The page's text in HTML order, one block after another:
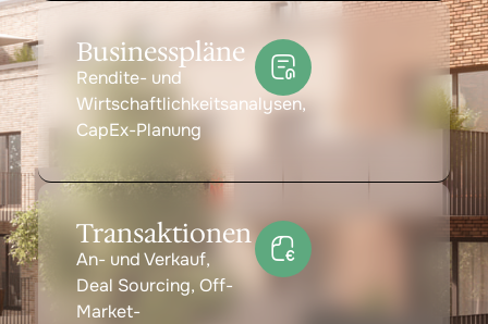
Businesspläne
Rendite- und
Wirtschaftlichkeitsanalysen,
CapEx-Planung
Transaktionen
An- und Verkauf,
Deal Sourcing, Off-
Market-